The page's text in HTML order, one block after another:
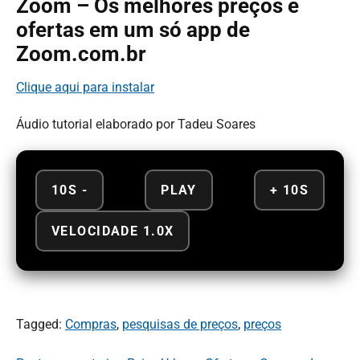
Zoom – Os melhores preços e
ofertas em um só app de
Zoom.com.br
Clique aqui para instalar
Áudio tutorial elaborado por Tadeu Soares
10S - PLAY + 10S
VELOCIDADE 1.0X
Tagged: Compras, pesquisas de preços, preços